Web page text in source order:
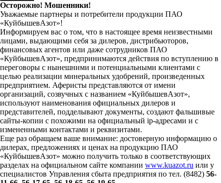
Осторожно! Мошенники!
Уважаемые партнеры и потребители продукции ПАО
«КуйбышевАзот»!
Информируем вас о том, что в настоящее время неизвестными
лицами, выдающими себя за дилеров, дистрибьюторов,
финансовых агентов или даже сотрудников ПАО
«КуйбышевАзот», предпринимаются действия по вступлению в
переговоры с нынешними и потенциальными клиентами с
целью реализации минеральных удобрений, произведенных
предприятием. Аферисты представляются от имени
организаций, созвучных с названием «КуйбышевАзот»,
используют наименования официальных дилеров и
представителей, подделывают документы, создают фальшивые
сайты-копии с похожими на официальный ip-адресами и с
измененными контактами и реквизитами.
Еще раз обращаем ваше внимание: достоверную информацию о
дилерах, предложениях и ценах на продукцию ПАО
«КуйбышевАзот» можно получить только в соответствующих
разделах на официальном сайте компании www.kuazot.ru или у
специалистов Управления сбыта предприятия по тел. (8482) 56-